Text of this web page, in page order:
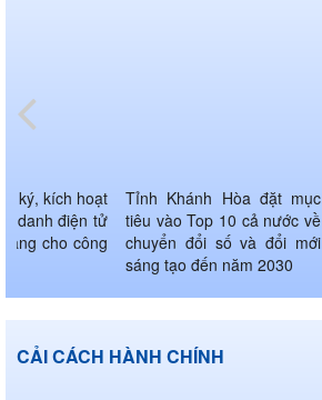
ký, kích hoạt
danh điện tử
cho công
Tỉnh Khánh Hòa đặt mục
tiêu vào Top 10 cả nước về
chuyển đổi số và đổi mới
sáng tạo đến năm 2030
CẢI CÁCH HÀNH CHÍNH